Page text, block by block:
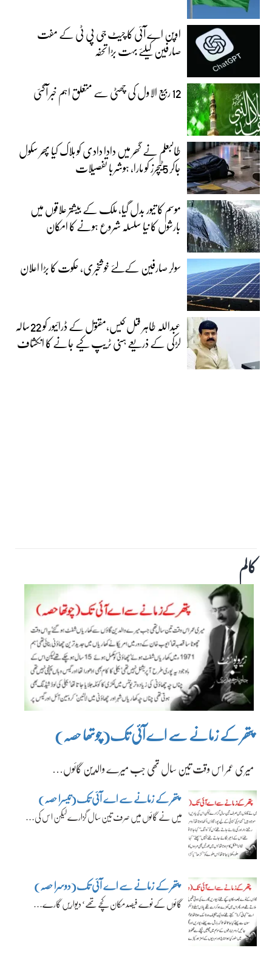
اوپن اے آئی کا چیٹ جی پی ٹی کے مفت
صارفین کیلئے بہت بڑا تحفہ
12 ربیع الاول کی چھٹی سے متعلق اہم خبر آگئی
طالبعلم نے گھر میں دادا دادی کو ہلاک کیا پھر سکول
جاکر 5ٹیچرز کو مارا، ہوشربا تفصیلات
موسم کا تیور بدل گیا، ملک کے بیشتر علاقوں میں
بارشوں کا نیا سلسلہ شروع ہونے کا امکان
سولر صارفین کےلئے خوشخبری، حکوت کا بڑا اعلان
عبداللہ طاہر قتل کیس،مقتول کے ڈرائیور کو 22سالہ
لڑکی کے ذریعے ہنی ٹریپ کیے جانے کا انکشاف
کالم
پتھر کے زمانے سے اے آئی تک(چوتھا حصہ)
میری عمر اس وقت تین سال تھی جب میرے والدین گائوں…
پتھر کے زمانے سے اے آئی تک(تیسرا حصہ)
میں نے گائوں میں صرف تین سال گزارے لیکن اس کی…
پتھر کے زمانے سے اے آئی تک(دوسرا حصہ)
گائوں کے نوے فیصد مکان کچے تھے‘ دیواریں گارے…